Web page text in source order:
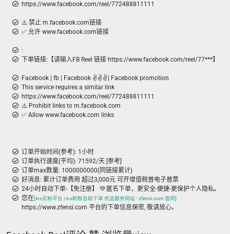
https://www.facebook.com/reel/772488811111
⚠️ 禁止 m.facebook.com链接
✅ 允许 www.facebook.com链接
:
下单链接:【请输入FB Reel 链接 https://www.facebook.com/reel/77***】
Facebook | fb | Facebook ✌️✌️✌️| Facebook promotion
This service requires a similar link
https://www.facebook.com/reel/772488811111
⚠️ Prohibit links to m.facebook.com
✅ Allow www.facebook.com links
订单开始时间(参考): 1小时
订单执行速度(平均): 71592/天 [参考]
订单max数量: 1000000000(同链接累计)
好消息: 累计订单费用 超过3,000元 可开增值税普电子普票
24小时自动下单-【免注册】 💚 匿名下单，更安全-便捷-更保护个人隐私。
您在[ins买粉平台 | ins刷粉自助下单 优选服务网站 - zfensi.com 官网]
https://www.zfensi.com 平台的下单信息保密, 敬请放心。